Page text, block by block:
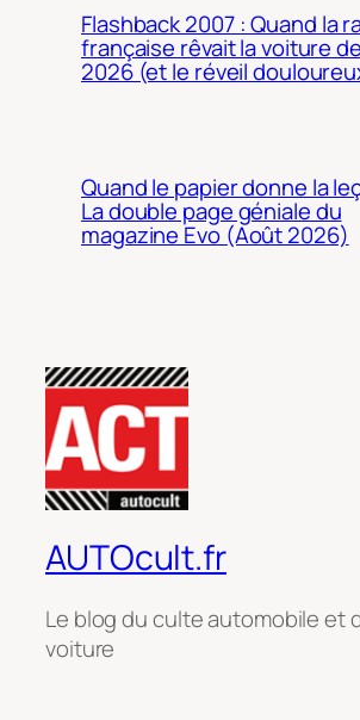
Flashback 2007 : Quand la
française rêvait la voiture de
2026 (et le réveil
Quand le papier donne la
La double page géniale du
magazine Evo (Août 2026)
AUTOcult.fr
Le blog du culte automobile et
voiture